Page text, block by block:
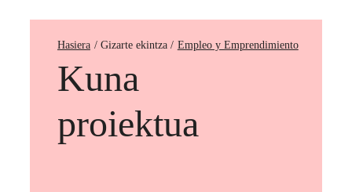
Hasiera Empleo y Emprendimiento
Kuna
proiektua